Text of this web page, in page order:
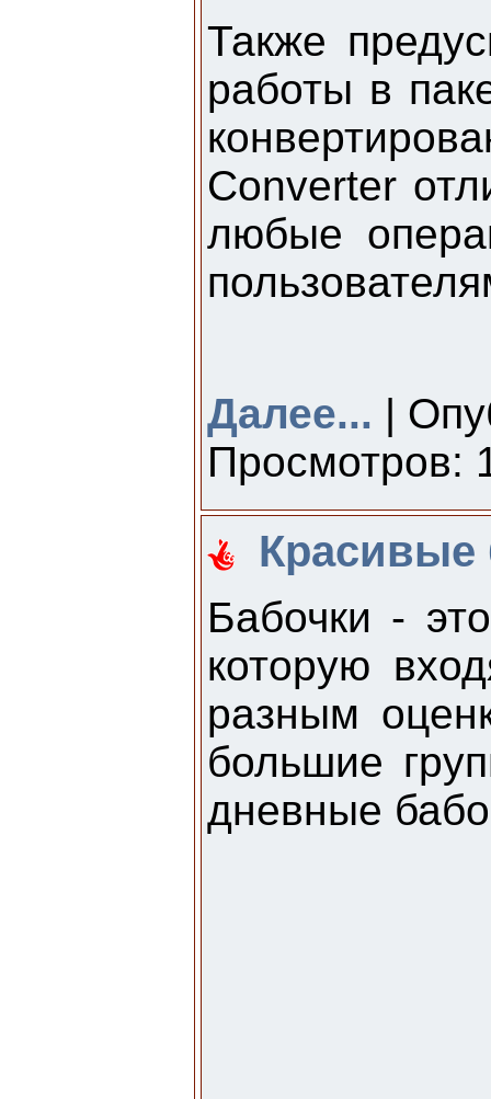
Также
работы в
Converter
любые
Далее... |
Просмотров:
Красивые
Бабочки -
которую
разным
большие
дневные